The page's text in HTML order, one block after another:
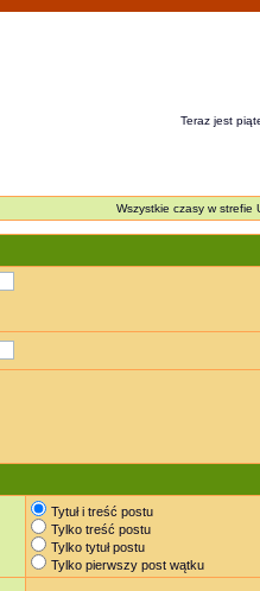
Teraz jest
Wszystkie czasy w strefie
Tytuł i treść postu
Tylko treść postu
Tylko tytuł postu
Tylko pierwszy post wątku